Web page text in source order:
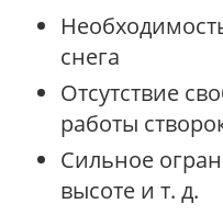
снега
Отсутствие
работы
Сильное
высоте и т. д.